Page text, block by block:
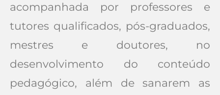
acompanhada por professores e
tutores qualificados, pós-graduados,
mestres e doutores, no
desenvolvimento do conteúdo
pedagógico, além de sanarem as